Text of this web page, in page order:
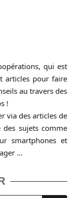
qui est
articles pour faire
au travers des
!
via des articles de
des sujets comme
smartphones et
…